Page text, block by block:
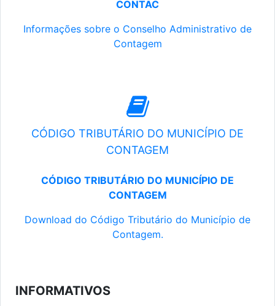
CONTAC
Informações sobre o Conselho Administrativo de
Contagem
CÓDIGO TRIBUTÁRIO DO MUNICÍPIO DE
CONTAGEM
CÓDIGO TRIBUTÁRIO DO MUNICÍPIO DE
CONTAGEM
Download do Código Tributário do Município de
Contagem.
INFORMATIVOS